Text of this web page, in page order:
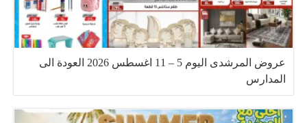
عروض المرشدى اليوم 5 – 11 اغسطس 2026 العودة الى
المدارس